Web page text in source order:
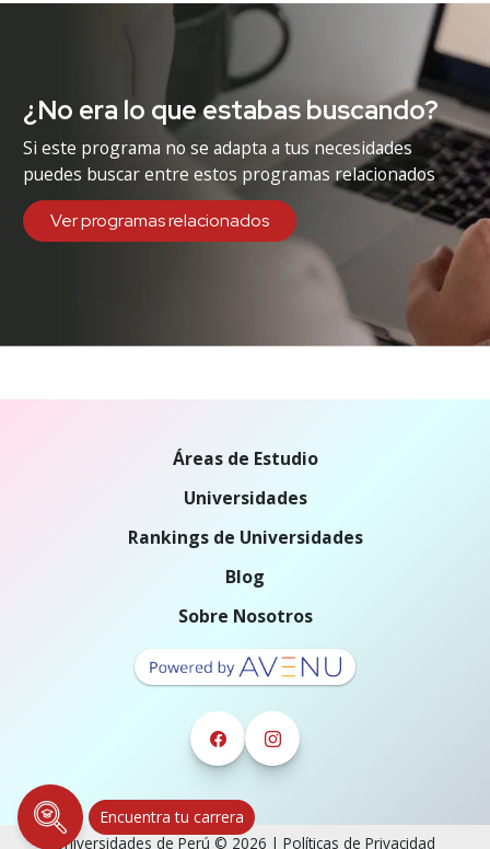
¿No era lo que estabas buscando?
Si este programa no se adapta a tus necesidades
puedes buscar entre estos programas relacionados
Ver programas relacionados
Encuentra tu carrera
Áreas de Estudio
Universidades
Rankings de Universidades
Blog
Sobre Nosotros
Universidades de Perú © 2026 | Políticas de Privacidad